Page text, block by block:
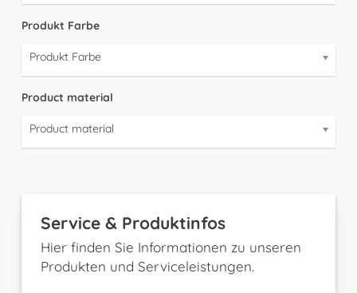
Produkt Farbe
Produkt Farbe
Product material
Product material
Service & Produktinfos
Hier finden Sie Informationen zu unseren
Produkten und Serviceleistungen.